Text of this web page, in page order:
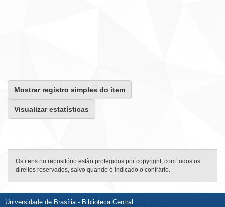
Mostrar registro simples do item
Visualizar estatísticas
Os itens no repositório estão protegidos por copyright, com todos os
direitos reservados, salvo quando é indicado o contrário.
Universidade de Brasília - Biblioteca Central